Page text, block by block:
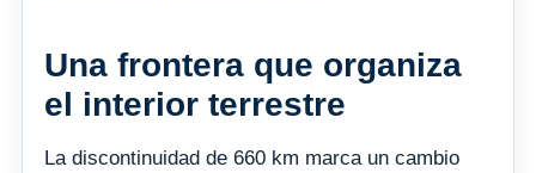
Una frontera que organiza
el interior terrestre
La discontinuidad de 660 km marca un cambio